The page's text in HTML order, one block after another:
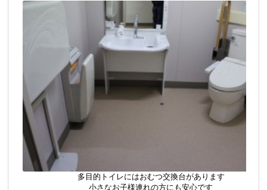
多目的トイレにはおむつ交換台があります
小さなお子様連れの方にも安心です